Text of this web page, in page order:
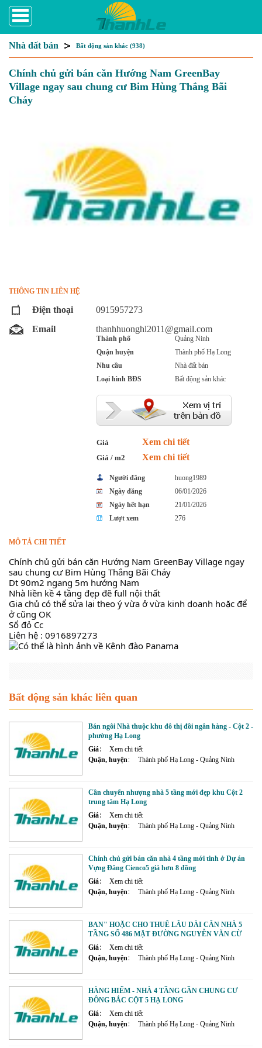
Nhà đất bán Bất động sản khác (938)
Chính chủ gửi bán căn Hướng Nam GreenBay
Village ngay sau chung cư Bim Hùng Thắng Bãi
Cháy
THÔNG TIN LIÊN HỆ
Điện thoại
0915957273
Email
thanhhuonghl2011@gmail.com
Thành phố
Quảng Ninh
Quận huyện
Thành phố Hạ Long
Nhu cầu
Nhà đất bán
Loại hình BĐS
Bất động sản khác
Giá Xem chi tiết
Giá / m2 Xem chi tiết
Người đăng
huong1989
Ngày đăng
06/01/2026
Ngày hết hạn
21/01/2026
Lượt xem
276
MÔ TẢ CHI TIẾT
Chính chủ gửi bán căn Hướng Nam GreenBay Village ngay
sau chung cư Bim Hùng Thắng Bãi Cháy
Dt 90m2 ngang 5m hướng Nam
Nhà liền kề 4 tầng đẹp đẽ full nội thất
Gia chủ có thể sửa lại theo ý vừa ở vừa kinh doanh hoặc để
ở cũng OK
Sổ đỏ Cc
Liên hệ : 0916897273
Bất động sản khác liên quan
Bán ngôi Nhà thuộc khu đô thị đồi ngân hàng - Cột 2 -
phường Hạ Long
Giá
Xem chi tiết
Quận, huyện
Thành phố Hạ Long - Quảng Ninh
Cần chuyển nhượng nhà 5 tầng mới đẹp khu Cột 2
trung tâm Hạ Long
Giá
Xem chi tiết
Quận, huyện
Thành phố Hạ Long - Quảng Ninh
Chính chủ gửi bán căn nhà 4 tầng mới tinh ở Dự án
Vựng Đâng Cienco5 giá hơn 8 đồng
Giá
Xem chi tiết
Quận, huyện
Thành phố Hạ Long - Quảng Ninh
BAN" HOẶC CHO THUÊ LÂU DÀI CĂN NHÀ 5
TẦNG SỐ 486 MẶT ĐƯỜNG NGUYỄN VĂN CỪ
TRUNG TÂM CỘT 5 PHƯỜNG HẠ LONG
Giá
Xem chi tiết
Quận, huyện
Thành phố Hạ Long - Quảng Ninh
HÀNG HIẾM - NHÀ 4 TẦNG GẦN CHUNG CƯ
ĐÔNG BẮC CỘT 5 HẠ LONG
Giá
Xem chi tiết
Quận, huyện
Thành phố Hạ Long - Quảng Ninh